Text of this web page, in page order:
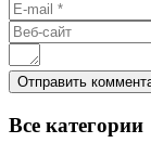
Все категории